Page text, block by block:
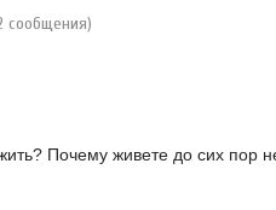
сообщения)
Почему живете до сих пор